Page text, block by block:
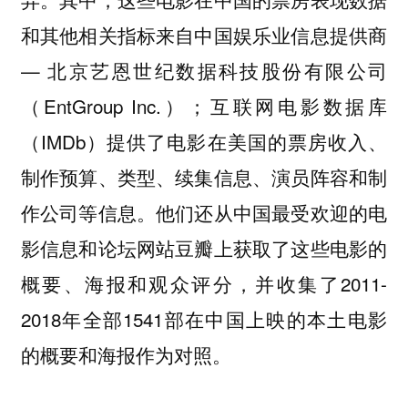
和其他相关指标来自中国娱乐业信息提供商
— 北京艺恩世纪数据科技股份有限公司
（EntGroup Inc.）；互联网电影数据库
（IMDb）提供了电影在美国的票房收入、
制作预算、类型、续集信息、演员阵容和制
作公司等信息。他们还从中国最受欢迎的电
影信息和论坛网站豆瓣上获取了这些电影的
概要、海报和观众评分，并收集了2011-
2018年全部1541部在中国上映的本土电影
的概要和海报作为对照。